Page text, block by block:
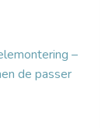
–
de passer